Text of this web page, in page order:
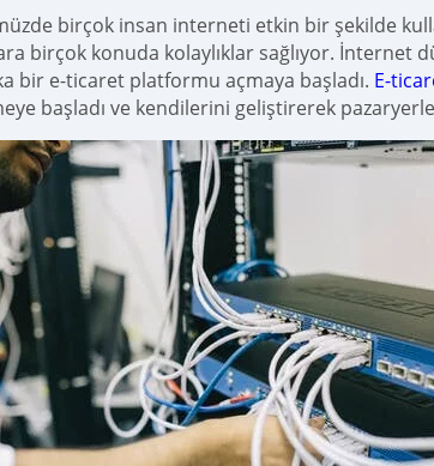
birçok insan interneti etkin bir şekilde
birçok konuda kolaylıklar sağlıyor. İnternet
bir e-ticaret platformu açmaya başladı. E-
başladı ve kendilerini geliştirerek